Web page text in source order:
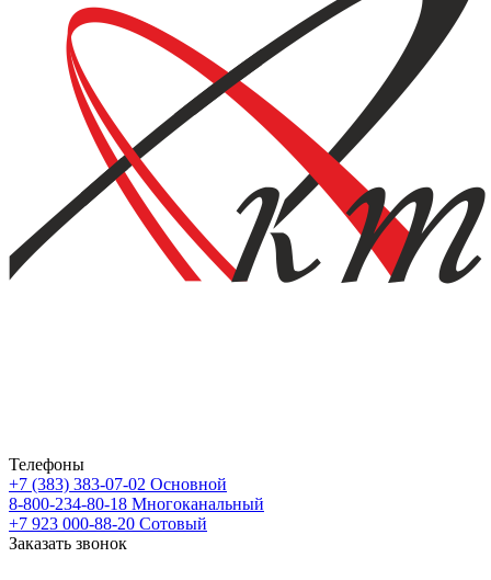
Телефоны
+7 (383) 383-07-02 Основной
8-800-234-80-18 Многоканальный
+7 923 000-88-20 Сотовый
Заказать звонок